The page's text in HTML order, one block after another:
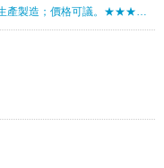
[售]YAMAHA XJ6F 有ABS 600cc 四缸引擎,日本生產製造；價格可議。★★★★★★★★